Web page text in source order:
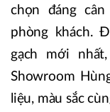
chọn đáng
phòng khách.
gạch mới
Showroom
liệu, màu sắc